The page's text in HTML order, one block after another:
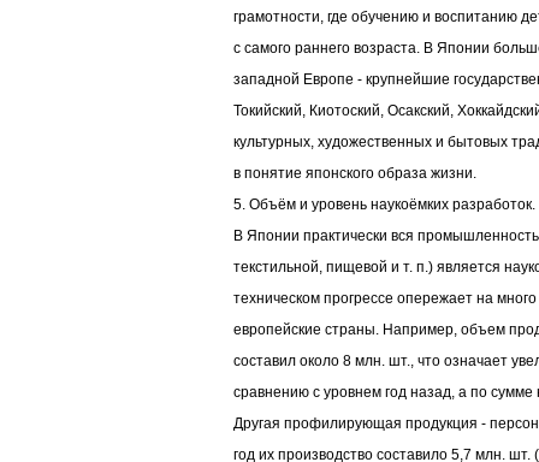
грамотности, где обучению и воспитанию
с самого раннего возраста. В Японии
западной Европе - крупнейшие
Токийский, Киотоский, Осакский,
культурных, художественных и бытовых
в понятие японского образа жизни.
5. Объём и уровень наукоёмких разработок.
В Японии практически вся
текстильной, пищевой и т. п.) является
техническом прогрессе опережает на
европейские страны. Например, объем
составил около 8 млн. шт., что означает
сравнению с уровнем год назад, а по
Другая профилирующая продукция -
год их производство составило 5,7 млн.